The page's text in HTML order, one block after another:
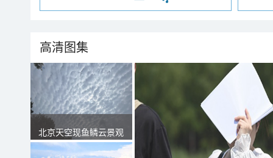
高清图集
北京天空现鱼鳞云景观